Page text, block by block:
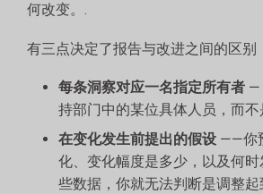
何改变。.
有三点决定了报告与改进之间的区别
每条洞察对应一名指定所有者 —
持部门中的某位具体人员，而
在变化发生前提出的假设 ——你
化、变化幅度是多少，以及何
些数据，你就无法判断是调整